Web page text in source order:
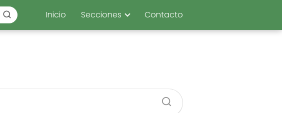
Inicio Secciones Contacto